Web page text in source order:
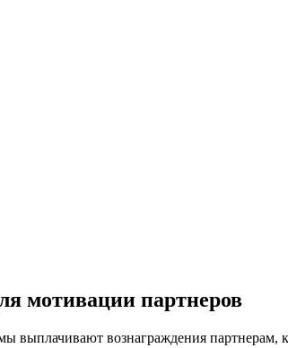
мотивации партнеров
выплачивают вознаграждения партнерам,